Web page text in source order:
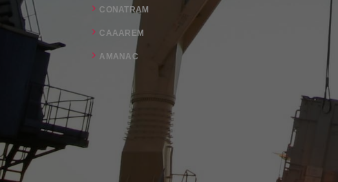
CONATRAM
CAAAREM
AMANAC